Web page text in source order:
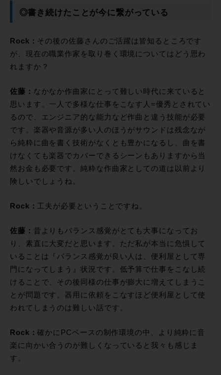
◎書き続けたことが今に繋がっている
Rock： その後の佐藤さんのご活躍は皆知るところです
が、現在の職業作家を取り巻く環境についてはどう思わ
れますか？
佐藤： なかなか作曲家にとって難しい時代に来ていると
思います。一人で多様な仕事をこなす人=優秀とされてい
るので、エンジニア的な能力など作曲と違う技能が必要
です。楽器や音源が多い人のほうがサウンドは残念なが
ら純粋に曲を書く技術がなくとも豊かになるし、曲を書
けなくても楽器でカバーできるシーンもありますから当
然お金も必要です。純粋な作曲家としての道は以前より
険しいでしょうね。
Rock：工夫が必要ということですね。
佐藤： 昔よりもバランス感覚がとても大事になってお
り、素直に大変だと思います。ただ私が本当に危惧して
いることは『バランス感覚が良い人は、便利屋として専
門になってしまう』状況です。低予算で仕事をこなし続
けることで、その後同様の仕事が膨大に増えてしまうこ
とが問題です。器用に依頼をこなすほど便利屋として使
われてしまうのは難しい話です。
Rock：確かにPCベースの制作環境の中、より純粋に音
楽に向かい合うのが難しくなっていると我々も感じま
す。